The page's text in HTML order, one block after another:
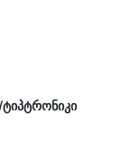
ტიპტრონიკი